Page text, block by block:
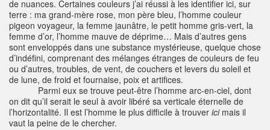
de nuances. Certaines couleurs j’ai réussi à les identifier ici, sur
terre : ma grand-mère rose, mon père bleu, l’homme couleur
pigeon voyageur, la femme jaunâtre, le petit homme gris-vert, la
femme d’or, l’homme mauve de déprime… Mais d’autres gens
sont enveloppés dans une substance mystérieuse, quelque chose
d’indéfini, comprenant des mélanges étranges de couleurs de feu
ou d’autres, troubles, de vent, de couchers et levers du soleil et
de lune, de froid et fournaise, poix et artifices.
Parmi eux se trouve peut-être l’homme arc-en-ciel, dont
on dit qu’il serait le seul à avoir libéré sa verticale éternelle de
l’horizontalité. Il est l’homme le plus difficile à trouver icimais il
vaut la peine de le chercher.